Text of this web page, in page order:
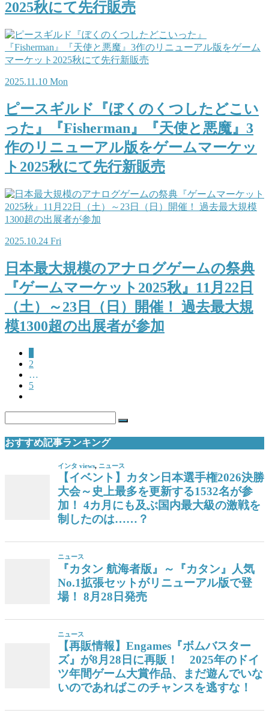
2025秋にて先行販売
2025.11.10 Mon
ピースギルド『ぼくのくつしたどこい
った』『Fisherman』『天使と悪魔』3
作のリニューアル版をゲームマーケッ
ト2025秋にて先行新販売
2025.10.24 Fri
日本最大規模のアナログゲームの祭典
『ゲームマーケット2025秋』11月22日
（土）～23日（日）開催！ 過去最大規
模1300超の出展者が参加
2
…
5
おすすめ記事ランキング
インタ views, ニュース
【イベント】カタン日本選手権2026決勝
大会～史上最多を更新する1532名が参
加！ 4カ月にも及ぶ国内最大級の激戦を
制したのは……？
ニュース
『カタン 航海者版』～『カタン』人気
No.1拡張セットがリニューアル版で登
場！ 8月28日発売
ニュース
【再販情報】Engames『ボムバスター
ズ』が8月28日に再販！ 2025年のドイ
ツ年間ゲーム大賞作品、まだ遊んでいな
いのであればこのチャンスを逃すな！